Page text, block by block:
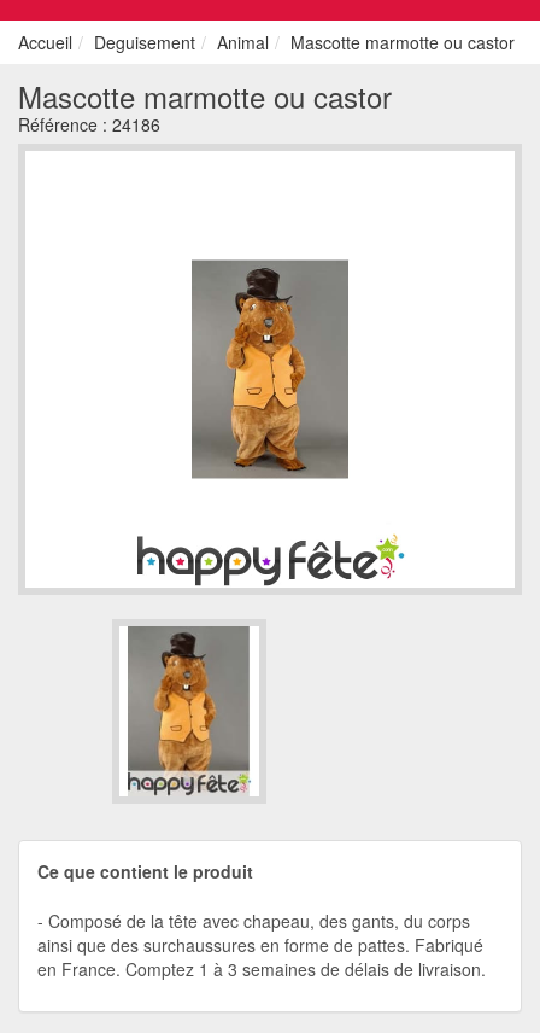
Accueil Deguisement Animal Mascotte marmotte ou castor
Mascotte marmotte ou castor
Référence : 24186
Ce que contient le produit
Composé de la tête avec chapeau, des gants, du corps
ainsi que des surchaussures en forme de pattes. Fabriqué
en France. Comptez 1 à 3 semaines de délais de livraison.